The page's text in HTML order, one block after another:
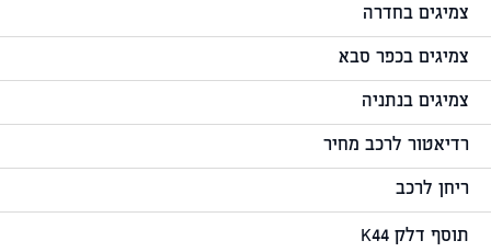
צמיגים בחדרה
צמיגים בכפר סבא
צמיגים בנתניה
רדיאטור לרכב מחיר
ריחן לרכב
תוסף דלק K44